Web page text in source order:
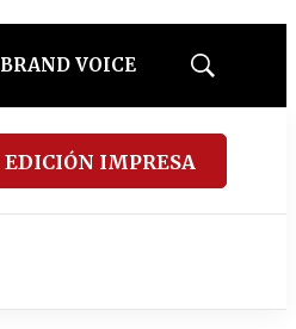
BRAND VOICE
Mostrar
EDICIÓN IMPRESA